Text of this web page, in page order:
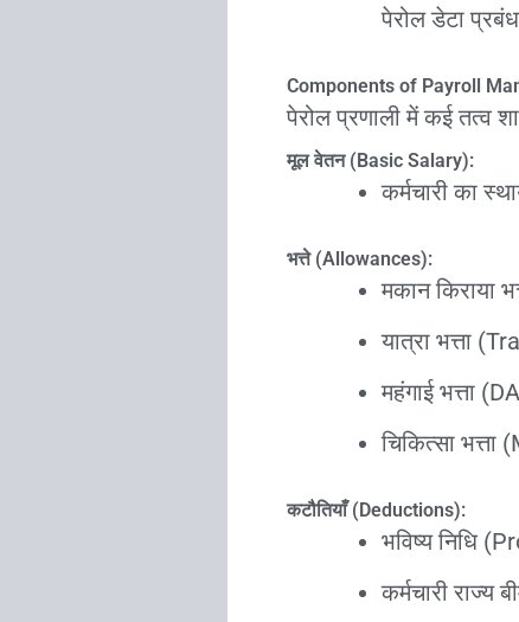
पेरोल डेटा
Components of Payroll
पेरोल प्रणाली में कई तत्व
मूल वेतन (Basic Salary):
कर्मचारी का
भत्ते (Allowances):
मकान किराया
यात्रा भत्ता
महंगाई भत्ता
चिकित्सा
कटौतियाँ (Deductions):
भविष्य निधि
कर्मचारी राज्य